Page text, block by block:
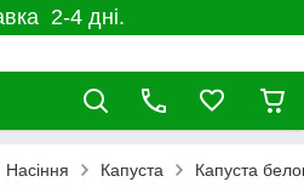
2-4 дні.
Насіння Капуста Капуста